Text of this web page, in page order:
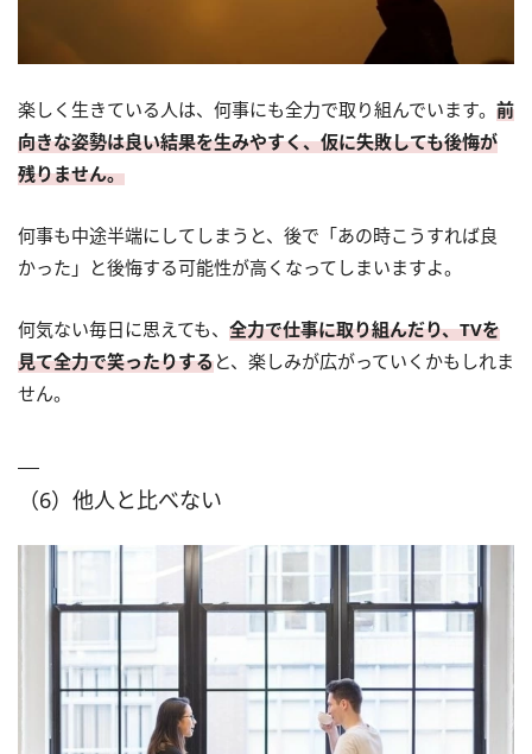
楽しく生きている人は、何事にも全力で取り組んでいます。 前
向きな姿勢は良い結果を生みやすく、仮に失敗しても後悔が
残りません。
何事も中途半端にしてしまうと、後で「あの時こうすれば良
かった」と後悔する可能性が高くなってしまいますよ。
何気ない毎日に思えても、 全力で仕事に取り組んだり、TVを
見て全力で笑ったりすると、楽しみが広がっていくかもしれま
せん。
（6）他人と比べない